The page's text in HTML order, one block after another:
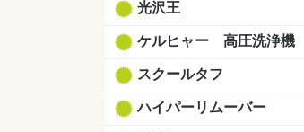
光沢王
ケルヒャー 高圧洗浄機
スクールタフ
ハイパーリムーバー